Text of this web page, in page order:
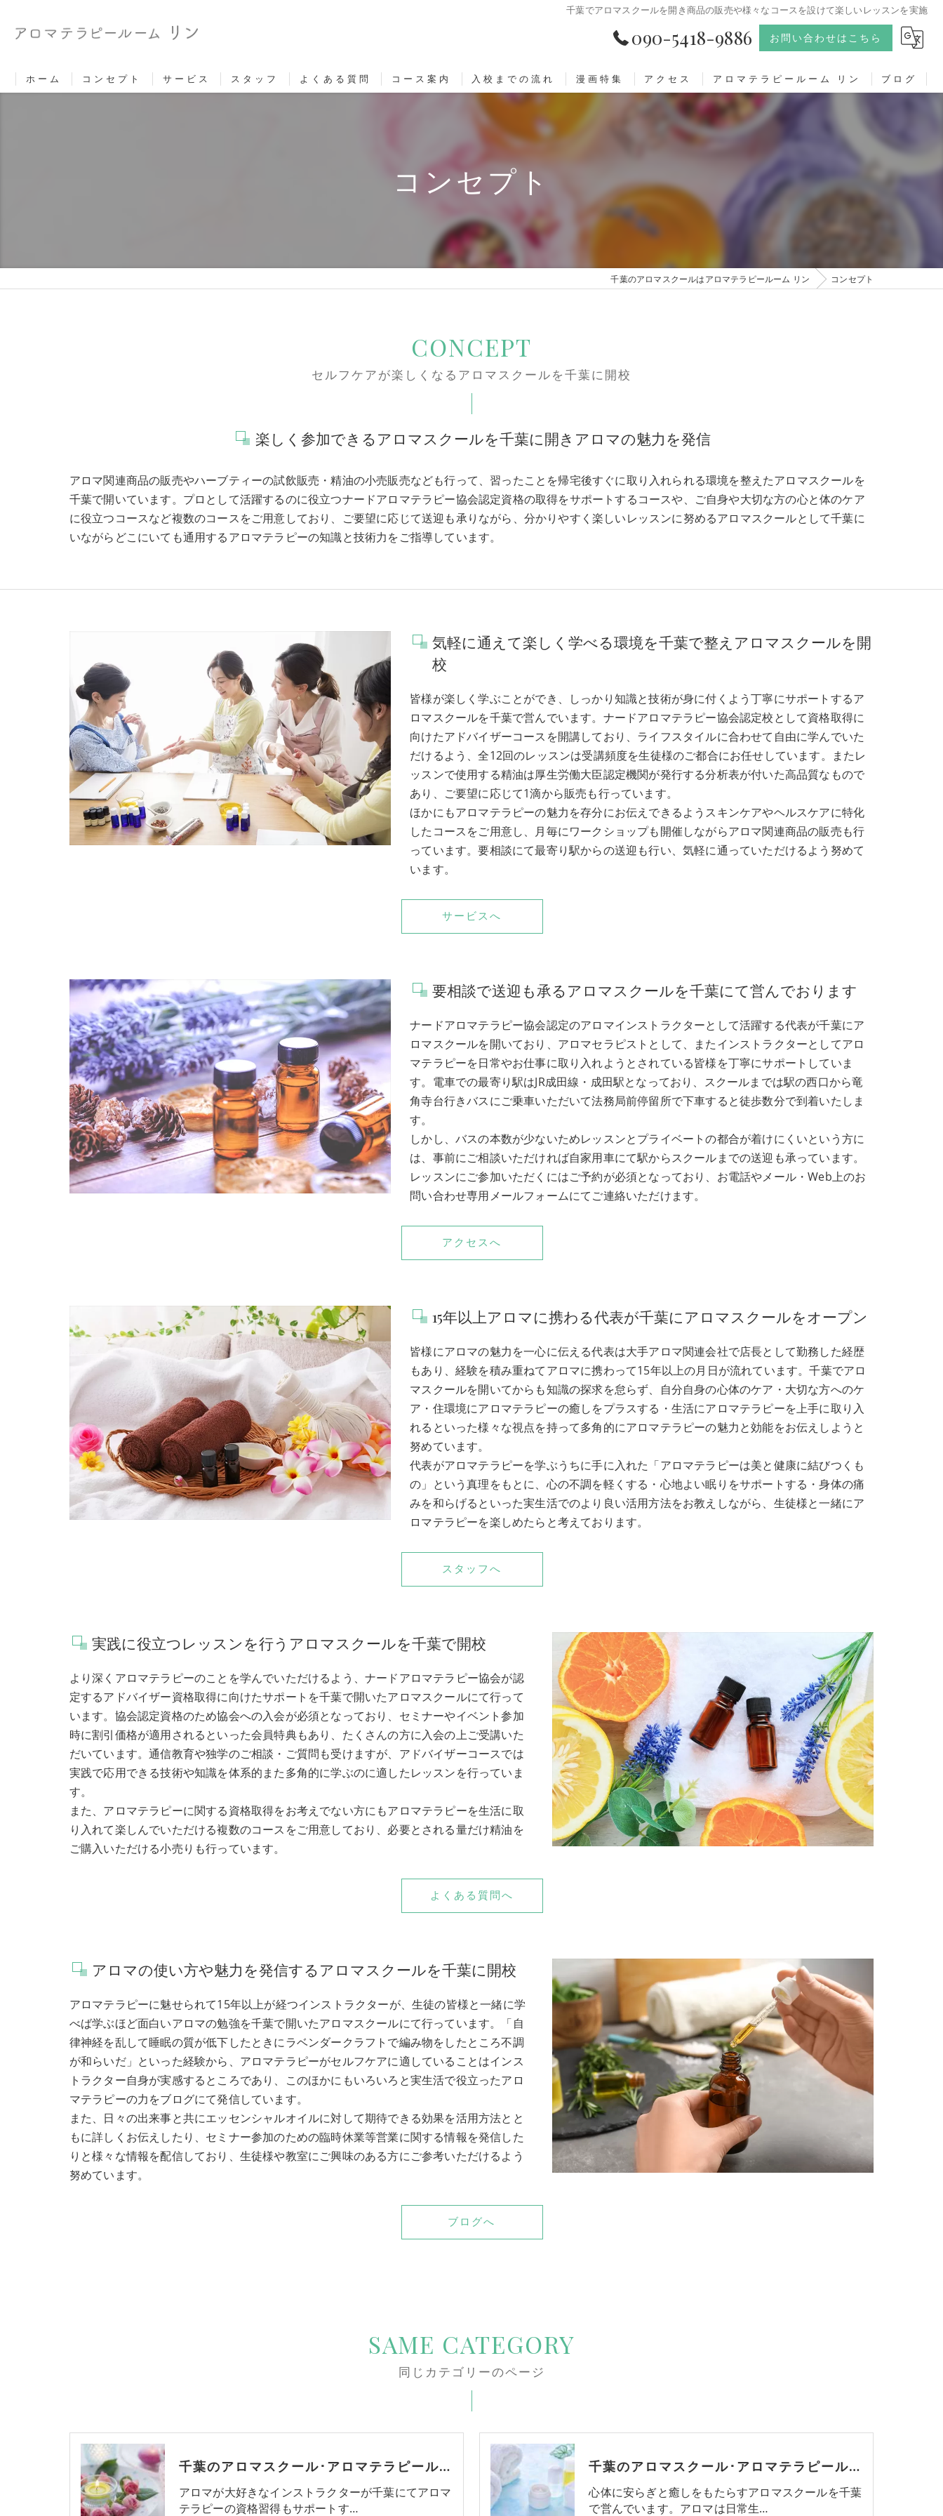
千葉でアロマスクールを開き商品の販売や様々なコースを設けて楽しいレッスンを実施
090-5418-9886 お問い合わせはこちら
ホーム コンセプト サービス スタッフ よくある質問 コース案内 入校までの流れ 漫画特集 アクセス アロマテラピールーム リン ブログ
コンセプト
千葉のアロマスクールはアロマテラピールーム リン コンセプト
セルフケアが楽しくなるアロマスクールを千葉に開校
CONCEPT
楽しく参加できるアロマスクールを千葉に開きアロマの魅力を発信
アロマ関連商品の販売やハーブティーの試飲販売・精油の小売販売なども行って、習ったことを帰宅後すぐに取り入れられる環境を整えたアロマスクールを
千葉で開いています。プロとして活躍するのに役立つナードアロマテラピー協会認定資格の取得をサポートするコースや、ご自身や大切な方の心と体のケア
に役立つコースなど複数のコースをご用意しており、ご要望に応じて送迎も承りながら、分かりやすく楽しいレッスンに努めるアロマスクールとして千葉に
いながらどこにいても通用するアロマテラピーの知識と技術力をご指導しています。
気軽に通えて楽しく学べる環境を千葉で整えアロマスクールを開
校
皆様が楽しく学ぶことができ、しっかり知識と技術が身に付くよう丁寧にサポートするア
ロマスクールを千葉で営んでいます。ナードアロマテラピー協会認定校として資格取得に
向けたアドバイザーコースを開講しており、ライフスタイルに合わせて自由に学んでいた
だけるよう、全12回のレッスンは受講頻度を生徒様のご都合にお任せしています。またレ
ッスンで使用する精油は厚生労働大臣認定機関が発行する分析表が付いた高品質なもので
あり、ご要望に応じて1滴から販売も行っています。
ほかにもアロマテラピーの魅力を存分にお伝えできるようスキンケアやヘルスケアに特化
したコースをご用意し、月毎にワークショップも開催しながらアロマ関連商品の販売も行
っています。要相談にて最寄り駅からの送迎も行い、気軽に通っていただけるよう努めて
います。
サービスへ
要相談で送迎も承るアロマスクールを千葉にて営んでおります
ナードアロマテラピー協会認定のアロマインストラクターとして活躍する代表が千葉にア
ロマスクールを開いており、アロマセラピストとして、またインストラクターとしてアロ
マテラピーを日常やお仕事に取り入れようとされている皆様を丁寧にサポートしていま
す。電車での最寄り駅はJR成田線・成田駅となっており、スクールまでは駅の西口から竜
角寺台行きバスにご乗車いただいて法務局前停留所で下車すると徒歩数分で到着いたしま
す。
しかし、バスの本数が少ないためレッスンとプライベートの都合が着けにくいという方に
は、事前にご相談いただければ自家用車にて駅からスクールまでの送迎も承っています。
レッスンにご参加いただくにはご予約が必須となっており、お電話やメール・Web上のお
問い合わせ専用メールフォームにてご連絡いただけます。
アクセスへ
15年以上アロマに携わる代表が千葉にアロマスクールをオープン
皆様にアロマの魅力を一心に伝える代表は大手アロマ関連会社で店長として勤務した経歴
もあり、経験を積み重ねてアロマに携わって15年以上の月日が流れています。千葉でアロ
マスクールを開いてからも知識の探求を怠らず、自分自身の心体のケア・大切な方へのケ
ア・住環境にアロマテラピーの癒しをプラスする・生活にアロマテラピーを上手に取り入
れるといった様々な視点を持って多角的にアロマテラピーの魅力と効能をお伝えしようと
努めています。
代表がアロマテラピーを学ぶうちに手に入れた「アロマテラピーは美と健康に結びつくも
の」という真理をもとに、心の不調を軽くする・心地よい眠りをサポートする・身体の痛
みを和らげるといった実生活でのより良い活用方法をお教えしながら、生徒様と一緒にア
ロマテラピーを楽しめたらと考えております。
スタッフへ
実践に役立つレッスンを行うアロマスクールを千葉で開校
より深くアロマテラピーのことを学んでいただけるよう、ナードアロマテラピー協会が認
定するアドバイザー資格取得に向けたサポートを千葉で開いたアロマスクールにて行って
います。協会認定資格のため協会への入会が必須となっており、セミナーやイベント参加
時に割引価格が適用されるといった会員特典もあり、たくさんの方に入会の上ご受講いた
だいています。通信教育や独学のご相談・ご質問も受けますが、アドバイザーコースでは
実践で応用できる技術や知識を体系的また多角的に学ぶのに適したレッスンを行っていま
す。
また、アロマテラピーに関する資格取得をお考えでない方にもアロマテラピーを生活に取
り入れて楽しんでいただける複数のコースをご用意しており、必要とされる量だけ精油を
ご購入いただける小売りも行っています。
よくある質問へ
アロマの使い方や魅力を発信するアロマスクールを千葉に開校
アロマテラピーに魅せられて15年以上が経つインストラクターが、生徒の皆様と一緒に学
べば学ぶほど面白いアロマの勉強を千葉で開いたアロマスクールにて行っています。「自
律神経を乱して睡眠の質が低下したときにラベンダークラフトで編み物をしたところ不調
が和らいだ」といった経験から、アロマテラピーがセルフケアに適していることはインス
トラクター自身が実感するところであり、このほかにもいろいろと実生活で役立ったアロ
マテラピーの力をブログにて発信しています。
また、日々の出来事と共にエッセンシャルオイルに対して期待できる効果を活用方法とと
もに詳しくお伝えしたり、セミナー参加のための臨時休業等営業に関する情報を発信した
りと様々な情報を配信しており、生徒様や教室にご興味のある方にご参考いただけるよう
努めています。
ブログへ
同じカテゴリーのページ
SAME CATEGORY
千葉のアロマスクール･アロマテラピールーム リンの口コミ情報
アロマが大好きなインストラクターが千葉にてアロマ
テラピーの資格習得もサポートす…
千葉のアロマスクール･アロマテラピールーム リンの評判
心体に安らぎと癒しをもたらすアロマスクールを千葉
で営んでいます。アロマは日常生…